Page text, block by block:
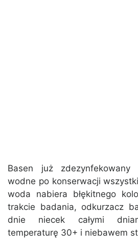
Basen już
wodne po konserwacji
woda nabiera błękitnego
trakcie badania, odkurzacz
dnie niecek całymi
temperaturę 30+ i niebawem